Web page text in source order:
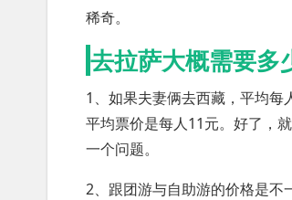
稀奇。
去拉萨大概需要多
1、如果夫妻俩去西藏，平均每
平均票价是每人11元。好了，
一个问题。
2、跟团游与自助游的价格是不